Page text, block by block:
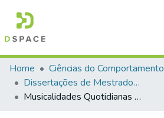
Communities & Collections
All of DSpace
Home
Ciências do Comportamento
Dissertações de Mestrado em Psicologia
Musicalidades Quotidianas da Personalidade: estudo sobre o impacto da música na personalidade, comportamentos, emoções e quotidiano de jovens e adultos de língua portuguesa